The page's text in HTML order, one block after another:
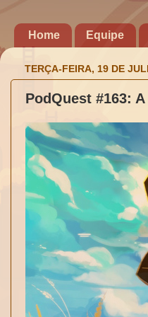
Home Equipe
TERÇA-FEIRA, 19 DE
PodQuest #163: